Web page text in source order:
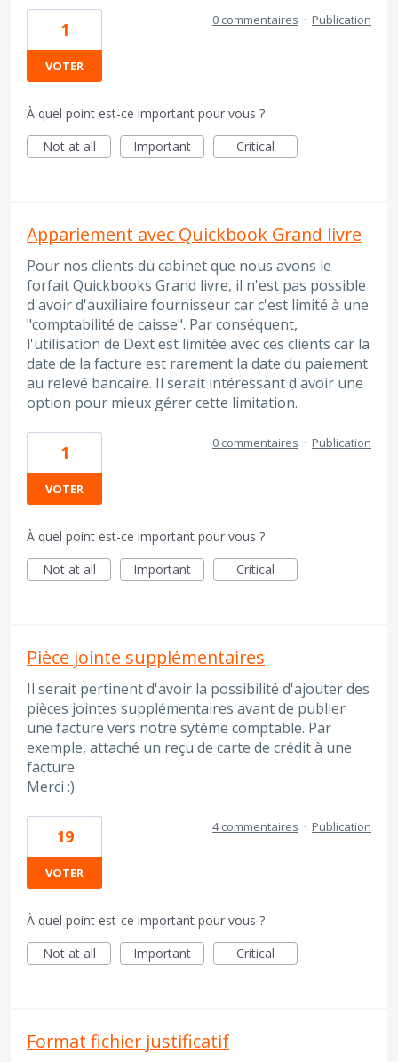
1
VOTER
0 commentaires · Publication
À quel point est-ce important pour vous ?
Not at all
Important Critical
Appariement avec Quickbook Grand livre
Pour nos clients du cabinet que nous avons le
forfait Quickbooks Grand livre, il n'est pas possible
d'avoir d'auxiliaire fournisseur car c'est limité à une
"comptabilité de caisse". Par conséquent,
l'utilisation de Dext est limitée avec ces clients car la
date de la facture est rarement la date du paiement
au relevé bancaire. Il serait intéressant d'avoir une
option pour mieux gérer cette limitation.
1
VOTER
0 commentaires · Publication
À quel point est-ce important pour vous ?
Not at all
Important Critical
Pièce jointe supplémentaires
Il serait pertinent d'avoir la possibilité d'ajouter des
pièces jointes supplémentaires avant de publier
une facture vers notre sytème comptable. Par
exemple, attaché un reçu de carte de crédit à une
facture.
Merci :)
19
VOTER
4 commentaires · Publication
À quel point est-ce important pour vous ?
Not at all
Important Critical
Format fichier justificatif